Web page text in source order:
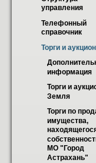
управления
Телефонный
справочник
Торги и
информация
Торги и
Земля
Торги по
имущества,
МО "Город
Астрахань"